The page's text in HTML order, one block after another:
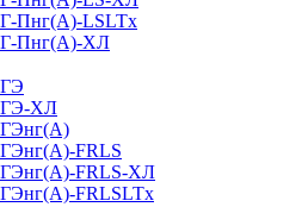
Пнг(А)-LSLTx
Пнг(А)-ХЛ
ХЛ
FRLS
FRLS-ХЛ
FRLSLTx